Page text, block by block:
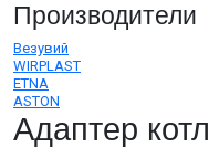
Производители
Везувий
WIRPLAST
ETNA
ASTON
Адаптер